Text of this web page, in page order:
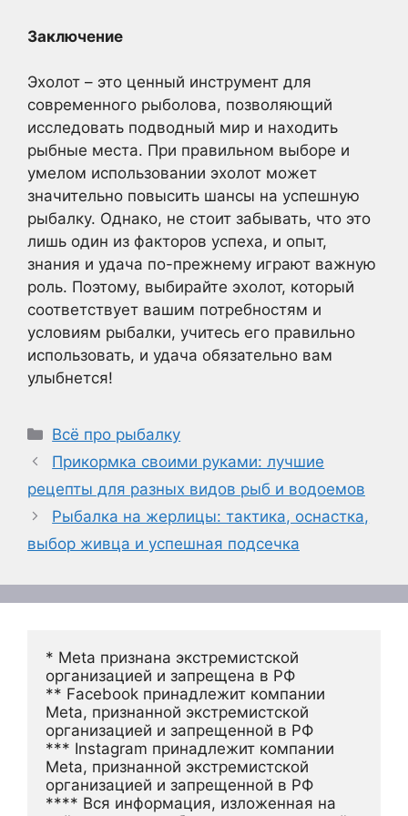
Заключение
Эхолот – это ценный инструмент для
современного рыболова, позволяющий
исследовать подводный мир и находить
рыбные места. При правильном выборе и
умелом использовании эхолот может
значительно повысить шансы на успешную
рыбалку. Однако, не стоит забывать, что это
лишь один из факторов успеха, и опыт,
знания и удача по-прежнему играют важную
роль. Поэтому, выбирайте эхолот, который
соответствует вашим потребностям и
условиям рыбалки, учитесь его правильно
использовать, и удача обязательно вам
улыбнется!
Рубрики
Всё про рыбалку
Прикормка своими руками: лучшие
рецепты для разных видов рыб и водоемов
Рыбалка на жерлицы: тактика, оснастка,
выбор живца и успешная подсечка
* Meta признана экстремистской
организацией и запрещена в РФ
** Facebook принадлежит компании
Meta, признанной экстремистской
организацией и запрещенной в РФ
*** Instagram принадлежит компании
Meta, признанной экстремистской
организацией и запрещенной в РФ
**** Вся информация, изложенная на